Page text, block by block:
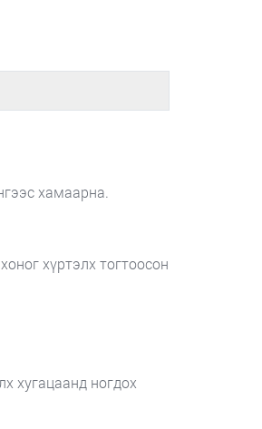
хамаарна.
хүртэлх тогтоосон
хугацаанд ногдох